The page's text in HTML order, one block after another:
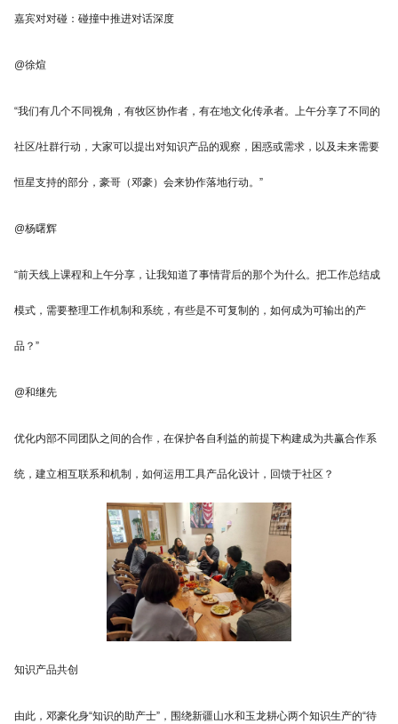
嘉宾对对碰：碰撞中推进对话深度
@徐煊
“我们有几个不同视角，有牧区协作者，有在地文化传承者。上午分享了不同的
社区/社群行动，大家可以提出对知识产品的观察，困惑或需求，以及未来需要
恒星支持的部分，豪哥（邓豪）会来协作落地行动。”
@杨曙辉
“前天线上课程和上午分享，让我知道了事情背后的那个为什么。把工作总结成
模式，需要整理工作机制和系统，有些是不可复制的，如何成为可输出的产
品？”
@和继先
优化内部不同团队之间的合作，在保护各自利益的前提下构建成为共赢合作系
统，建立相互联系和机制，如何运用工具产品化设计，回馈于社区？
知识产品共创
由此，邓豪化身“知识的助产士”，围绕新疆山水和玉龙耕心两个知识生产的“待